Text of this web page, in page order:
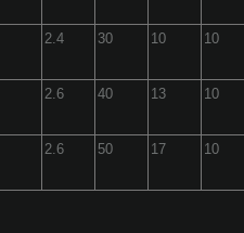
2.4 30 10 10
2.6 40 13 10
2.6 50 17 10